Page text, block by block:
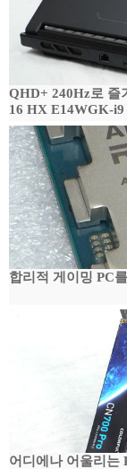
QHD+ 240Hz로 즐
16 HX E14WGK-
합리적 게이밍 PC
어디에나 어울리는